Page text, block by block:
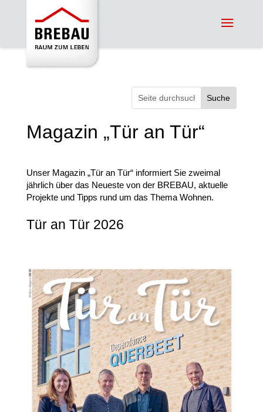
Suchen
Magazin „Tür an Tür“
Unser Magazin „Tür an Tür“ informiert Sie zweimal
jährlich über das Neueste von der BREBAU, aktuelle
Projekte und Tipps rund um das Thema Wohnen.
Tür an Tür 2026